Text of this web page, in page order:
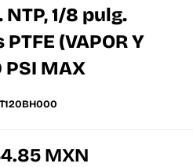
1/8 pulg.
(VAPOR Y
PSI MAX
MXN